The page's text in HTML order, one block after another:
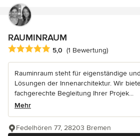
RAUMINRAUM
Durchschnittliche Bewertung: 5 von 5
5,0 (1 Bewertung)
Rauminraum steht für eigenständige
Lösungen der Innenarchitektur. Wir
fachgerechte Begleitung Ihrer Projek...
Mehr
Fedelhören 77, 28203 Bremen